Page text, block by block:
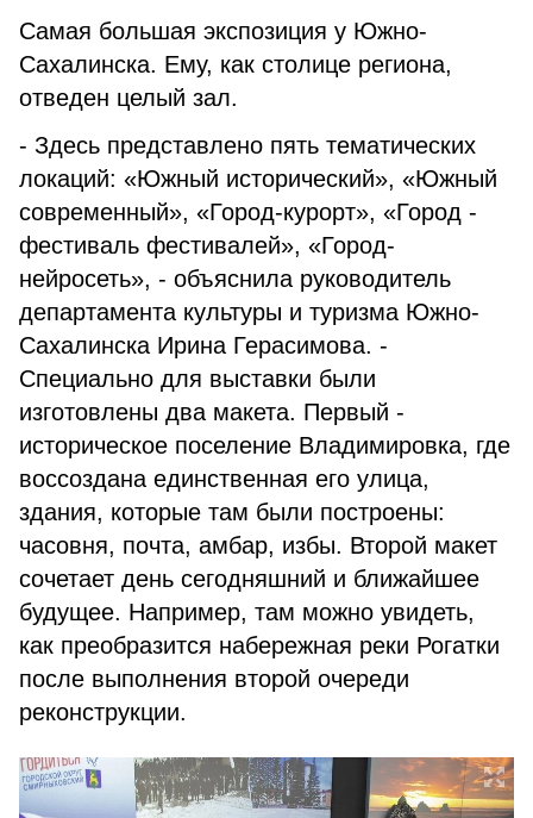
Самая большая экспозиция у Южно-
Сахалинска. Ему, как столице региона,
отведен целый зал.
- Здесь представлено пять тематических
локаций: «Южный исторический», «Южный
современный», «Город-курорт», «Город -
фестиваль фестивалей», «Город-
нейросеть», - объяснила руководитель
департамента культуры и туризма Южно-
Сахалинска Ирина Герасимова. -
Специально для выставки были
изготовлены два макета. Первый -
историческое поселение Владимировка, где
воссоздана единственная его улица,
здания, которые там были построены:
часовня, почта, амбар, избы. Второй макет
сочетает день сегодняшний и ближайшее
будущее. Например, там можно увидеть,
как преобразится набережная реки Рогатки
после выполнения второй очереди
реконструкции.